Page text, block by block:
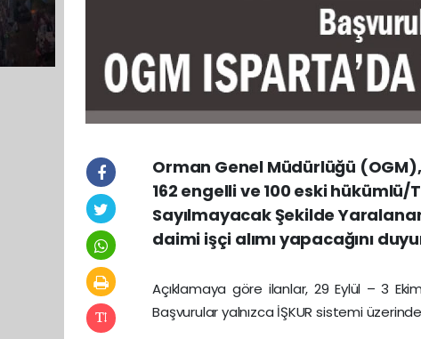
Orman Genel Müdürlüğü
162 engelli ve 100 eski
Sayılmayacak Şekilde
daimi işçi alımı yapacağını
Açıklamaya göre ilanlar, 29 Eylül – 3
Başvurular yalnızca İŞKUR sistemi